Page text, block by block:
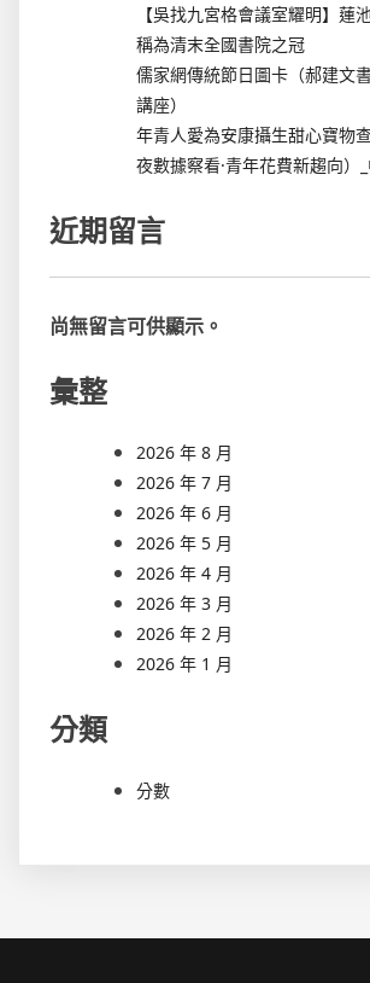
【吳找九宮格會議室耀明】蓮
稱為清末全國書院之冠
儒家網傳統節日圖卡（郝建文
講座）
年青人愛為安康攝生甜心寶物
夜數據察看·青年花費新趨向）
近期留言
尚無留言可供顯示。
彙整
2026 年 8 月
2026 年 7 月
2026 年 6 月
2026 年 5 月
2026 年 4 月
2026 年 3 月
2026 年 2 月
2026 年 1 月
分類
分數